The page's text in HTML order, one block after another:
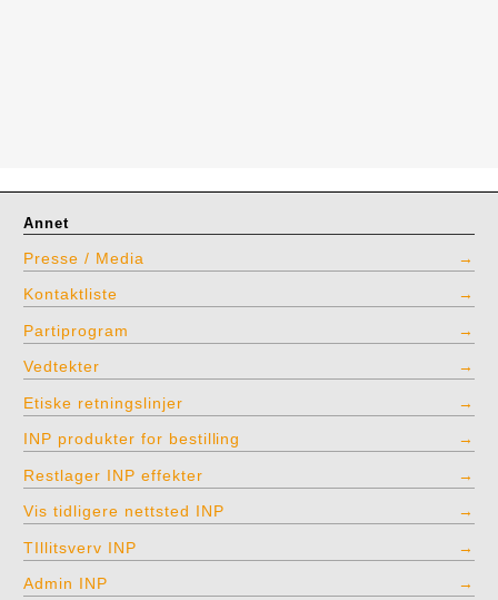
Annet
Presse / Media
Kontaktliste
Partiprogram
Vedtekter
Etiske retningslinjer
INP produkter for bestilling
Restlager INP effekter
Vis tidligere nettsted INP
TIllitsverv INP
Admin INP